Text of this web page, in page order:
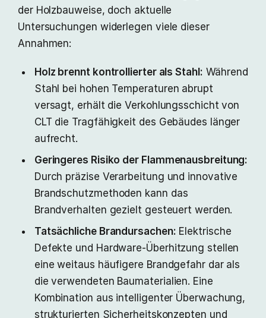
der Holzbauweise, doch aktuelle
Untersuchungen widerlegen viele dieser
Annahmen:
Holz brennt kontrollierter als Stahl: Während
Stahl bei hohen Temperaturen abrupt
versagt, erhält die Verkohlungsschicht von
CLT die Tragfähigkeit des Gebäudes länger
aufrecht.
Geringeres Risiko der Flammenausbreitung:
Durch präzise Verarbeitung und innovative
Brandschutzmethoden kann das
Brandverhalten gezielt gesteuert werden.
Tatsächliche Brandursachen: Elektrische
Defekte und Hardware-Überhitzung stellen
eine weitaus häufigere Brandgefahr dar als
die verwendeten Baumaterialien. Eine
Kombination aus intelligenter Überwachung,
strukturierten Sicherheitskonzepten und